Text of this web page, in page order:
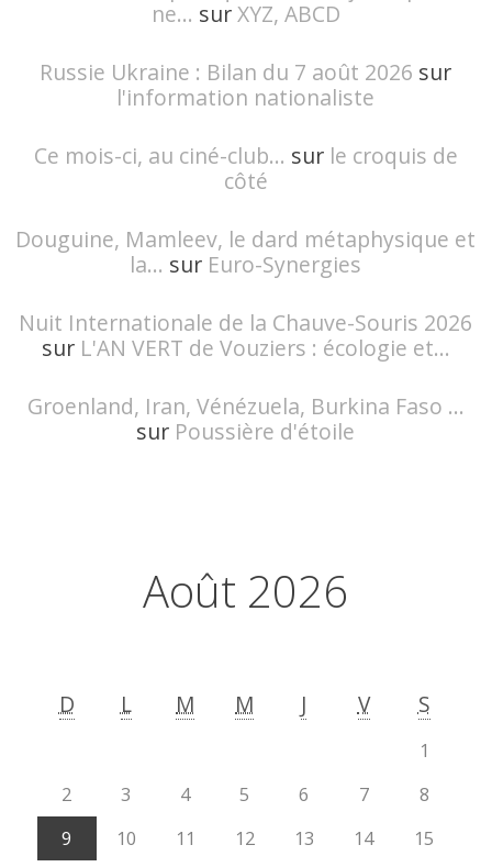
ne... surXYZ, ABCD
Russie Ukraine : Bilan du 7 août 2026 sur
l'information nationaliste
Ce mois-ci, au ciné-club... sur le croquis de
côté
Douguine, Mamleev, le dard métaphysique et
la... sur Euro-Synergies
Nuit Internationale de la Chauve-Souris 2026
sur L'AN VERT de Vouziers : écologie et...
Groenland, Iran, Vénézuela, Burkina Faso ...
sur Poussière d'étoile
Août 2026
D L M M J V S
1
2
3 4 5 6 7
8
9
10 11 12 13 14
15